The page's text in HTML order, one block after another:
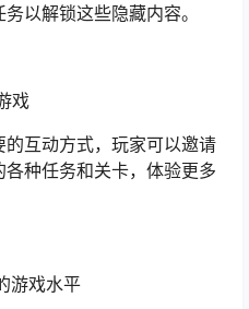
以解锁这些隐藏内容。
戏
互动方式，玩家可以邀请
种任务和关卡，体验更多
游戏水平